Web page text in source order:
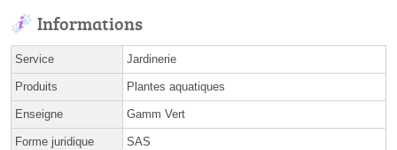
Informations
Service Jardinerie
Produits Plantes aquatiques
Enseigne Gamm Vert
Forme juridique SAS